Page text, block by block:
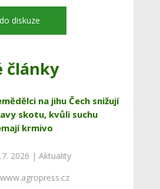
diskuze
články
na jihu Čech snižují
skotu, kvůli suchu
krmivo
2026 | Aktuality
www.agropress.cz